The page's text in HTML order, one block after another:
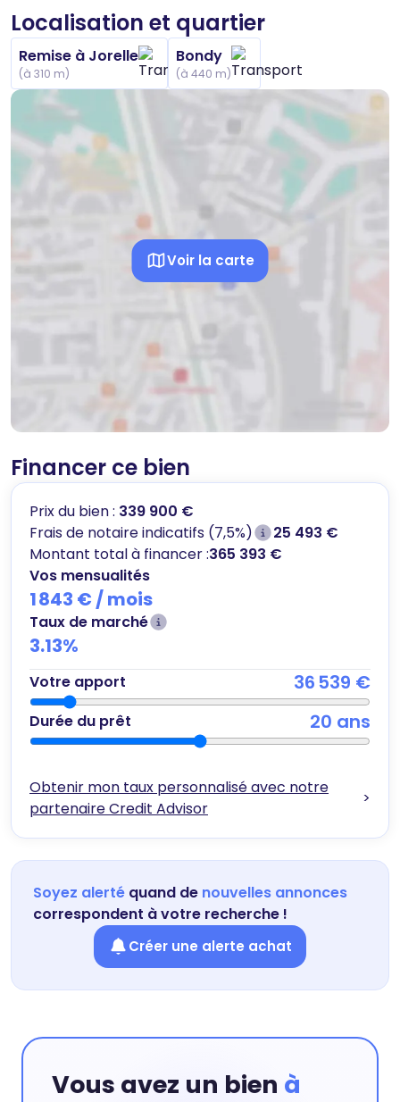
Localisation et quartier
Remise à Jorelle
(à 310 m)
Bondy
(à 440 m)
Voir la carte
Financer ce bien
Prix du bien : 339 900 €
Frais de notaire indicatifs (7,5%)
25 493 €
Montant total à financer :365 393 €
Vos mensualités
1 843 € / mois
Taux de marché
3.13%
Votre apport 36 539 €
Durée du prêt 20 ans
Obtenir mon taux personnalisé avec notre
partenaire Credit Advisor
>
Soyez alerté quand de nouvelles annonces
correspondent à votre recherche !
Créer une alerte achat
Vous avez un bien à